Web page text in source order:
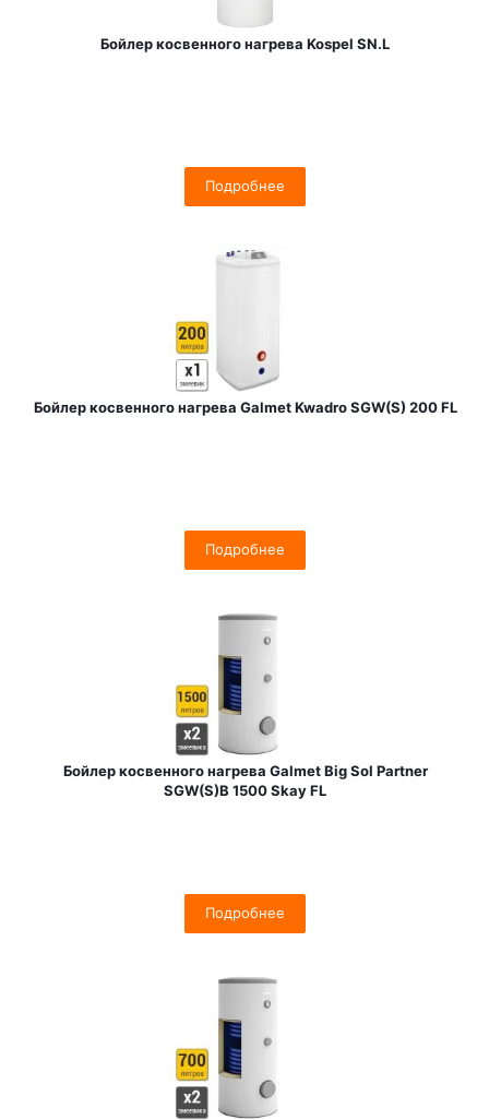
Бойлер косвенного нагрева Kospel SN.L
Подробнее
Бойлер косвенного нагрева Galmet Kwadro SGW(S) 200 FL
Подробнее
Бойлер косвенного нагрева Galmet Big Sol Partner
SGW(S)B 1500 Skay FL
Подробнее